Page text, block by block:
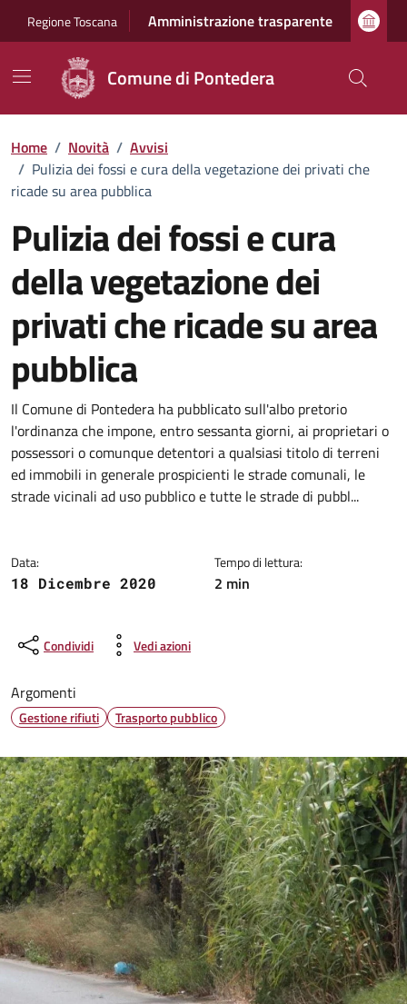
Regione Toscana Amministrazione trasparente
Comune di Pontedera
Home / Novità / Avvisi
/ Pulizia dei fossi e cura della vegetazione dei privati che
ricade su area pubblica
Pulizia dei fossi e cura
della vegetazione dei
privati che ricade su area
pubblica
Dettagli della notizia
Il Comune di Pontedera ha pubblicato sull'albo pretorio
l'ordinanza che impone, entro sessanta giorni, ai proprietari o
possessori o comunque detentori a qualsiasi titolo di terreni
ed immobili in generale prospicienti le strade comunali, le
strade vicinali ad uso pubblico e tutte le strade di pubbl...
Data:
18 Dicembre 2020
Tempo di lettura:
2 min
Condividi Vedi azioni
Argomenti
Gestione rifiuti Trasporto pubblico